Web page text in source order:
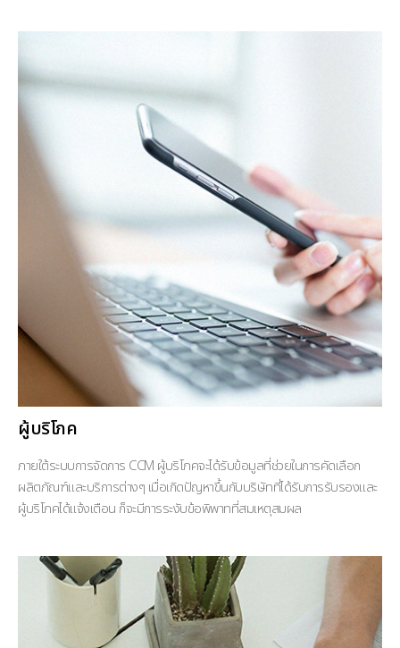
ผู้บริโภค
ภายใต้ระบบการจัดการ CCM ผู้บริโภคจะได้รับข้อมูลที่ช่วยในการคัดเลือก
ผลิตภัณฑ์และบริการต่างๆ เมื่อเกิดปัญหาขึ้นกับบริษัทที่ได้รับการรับรองและ
ผู้บริโภคได้แจ้งเตือน ก็จะมีการระงับข้อพิพาทที่สมเหตุสมผล